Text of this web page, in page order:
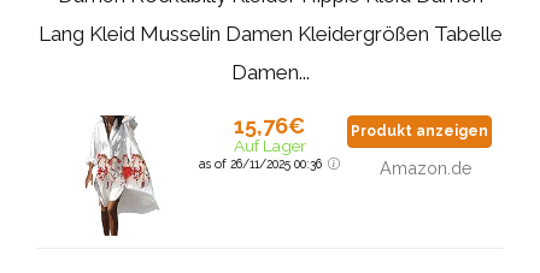
Lang Kleid Musselin Damen Kleidergrößen Tabelle
Damen...
15,76€
Auf Lager
as of 26/11/2025 00:36
Produkt anzeigen
Amazon.de